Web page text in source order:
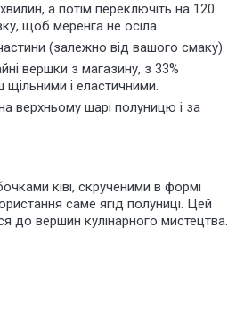
а потім переключіть на 120
щоб меренга не осіла.
(залежно від вашого смаку).
вершки з магазину, з 33%
і еластичними.
верхньому шарі полуницю і за
ківі, скрученими в формі
саме ягід полуниці. Цей
до вершин кулінарного мистецтва.